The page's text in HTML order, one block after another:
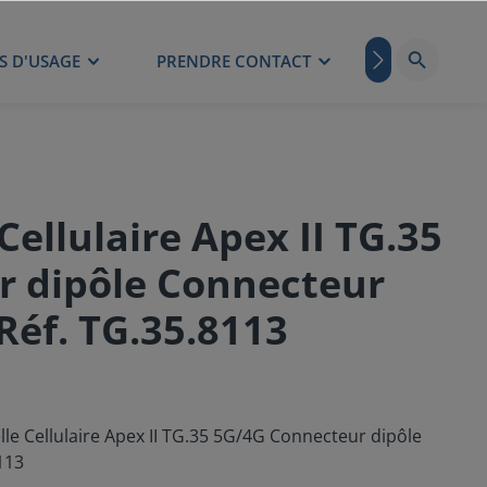
D'USAGE PRENDRE CONTACT BLOG
Apex II TG.35
dipôle Connecteur
TG.35.8113
Cellulaire Apex II TG.35 5G/4G Connecteur dipôle